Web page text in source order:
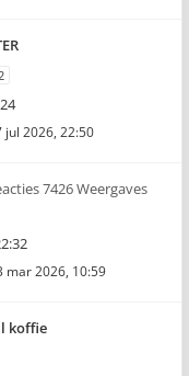
jul 2026, 22:50
7426 Weergaves
mar 2026, 10:59
koffie